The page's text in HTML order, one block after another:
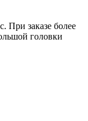
При заказе более
головки